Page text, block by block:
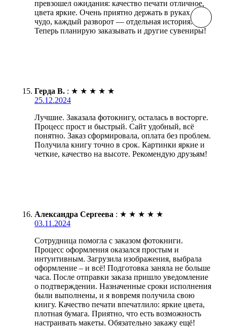
превзошел ожидания: качество печати отличное,
цвета яркие. Очень приятно держать в руках такое
чудо, каждый разворот — отдельная история.
Теперь планирую заказывать и другие сувениры!
Герда В. : ★ ★ ★ ★ ★
25.12.2024
Лучшие. Заказала фотокнигу, осталась в восторге.
Процесс прост и быстрый. Сайт удобный, всё
понятно. Заказ сформировала, оплата без проблем.
Получила книгу точно в срок. Картинки яркие и
четкие, качество на высоте. Рекомендую друзьям!
Александра Сергеева : ★ ★ ★ ★ ★
03.11.2024
Сотрудница помогла с заказом фотокниги.
Процесс оформления оказался простым и
интуитивным. Загрузила изображения, выбрала
оформление – и всё! Подготовка заняла не больше
часа. После отправки заказа пришло уведомление
о подтверждении. Назначенные сроки исполнения
были выполнены, и я вовремя получила свою
книгу. Качество печати впечатлило: яркие цвета,
плотная бумага. Приятно, что есть возможность
настраивать макеты. Обязательно закажу ещё!